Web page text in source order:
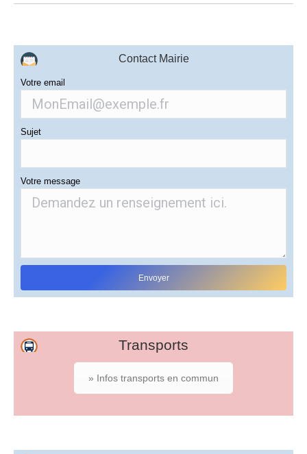
Contact Mairie
Votre email
Sujet
Votre message
Transports
» Infos transports en commun